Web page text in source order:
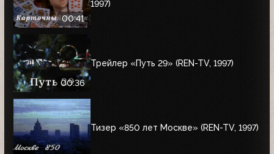
00:41
1997)
00:36
Трейлер «Путь 29» (REN-TV, 1997)
Тизер «850 лет Москве» (REN-TV, 1997)